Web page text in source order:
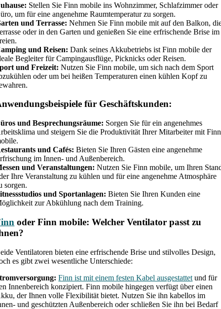
Stellen Sie Finn mobile ins Wohnzimmer, Schlafzimmer oder
um für eine angenehme Raumtemperatur zu sorgen.
und Terrasse: Nehmen Sie Finn mobile mit auf den Balkon,
oder in den Garten und genießen Sie eine erfrischende Brise im
und Reisen: Dank seines Akkubetriebs ist Finn mobile der
Begleiter für Campingausflüge, Picknicks oder Reisen.
und Freizeit: Nutzen Sie Finn mobile, um sich nach dem Sport
oder um bei heißen Temperaturen einen kühlen Kopf zu
für Geschäftskunden:
und Besprechungsräume: Sorgen Sie für ein angenehmes
und steigern Sie die Produktivität Ihrer Mitarbeiter mit Finn
und Cafés: Bieten Sie Ihren Gästen eine angenehme
im Innen- und Außenbereich.
und Veranstaltungen: Nutzen Sie Finn mobile, um Ihren
Ihre Veranstaltung zu kühlen und für eine angenehme Atmosphäre
sorgen.
und Sportanlagen: Bieten Sie Ihren Kunden eine
zur Abkühlung nach dem Training.
oder Finn mobile: Welcher Ventilator passt zu
Ventilatoren bieten eine erfrischende Brise und stilvolles Design,
es gibt zwei wesentliche Unterschiede:
Finn ist mit einem festen Kabel ausgestattet und für
Innenbereich konzipiert. Finn mobile hingegen verfügt über einen
der Ihnen volle Flexibilität bietet. Nutzen Sie ihn kabellos im
und geschützten Außenbereich oder schließen Sie ihn bei Bedarf